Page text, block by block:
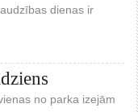
dienas ir
no parka izejām